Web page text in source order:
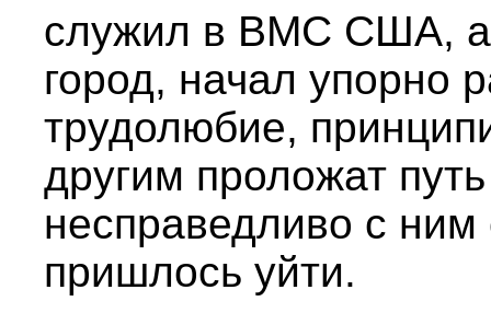
служил в ВМС США, а
город, начал упорно
трудолюбие,
другим проложат
несправедливо с
пришлось уйти.